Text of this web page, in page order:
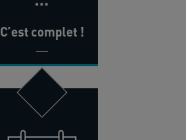
C’est complet !